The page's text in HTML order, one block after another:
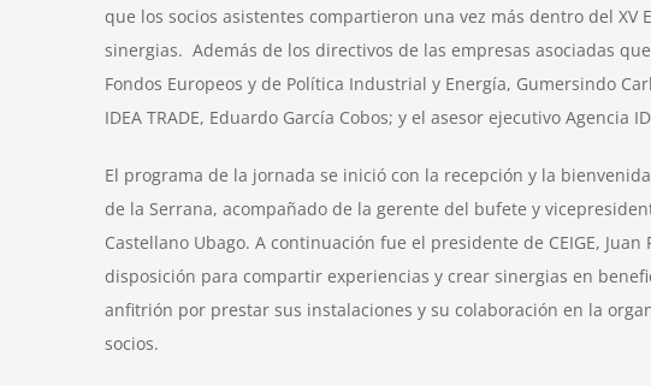
que los socios asistentes compartieron una vez más dentro del XV
sinergias. Además de los directivos de las empresas asociadas
Fondos Europeos y de Política Industrial y Energía, Gumersindo
IDEA TRADE, Eduardo García Cobos; y el asesor ejecutivo Agencia
El programa de la jornada se inició con la recepción y la
de la Serrana, acompañado de la gerente del bufete y
Castellano Ubago. A continuación fue el presidente de CEIGE,
disposición para compartir experiencias y crear sinergias en
anfitrión por prestar sus instalaciones y su colaboración en la
socios.